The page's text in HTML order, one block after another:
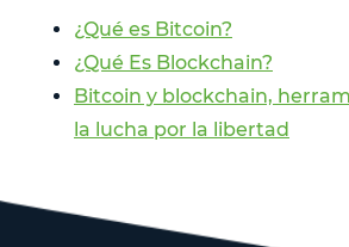
¿Qué es Bitcoin?
¿Qué Es Blockchain?
Bitcoin y blockchain,
la lucha por la libertad